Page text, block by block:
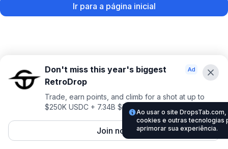
Ir para a página inicial
Don't miss this year's biggest
RetroDrop
Trade, earn points, and climb for a shot at up to
$250K USDC + 7.34B $TRUE
Join now
Ao usar o site
cookies e outras tecnologias
aprimorar sua experiência.